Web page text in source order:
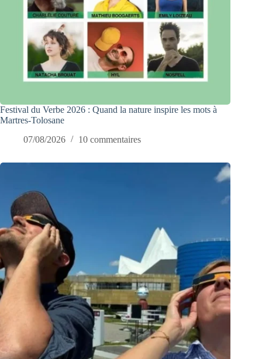
Festival du Verbe 2026 : Quand la nature inspire les mots à
Martres-Tolosane
07/08/2026
10 commentaires